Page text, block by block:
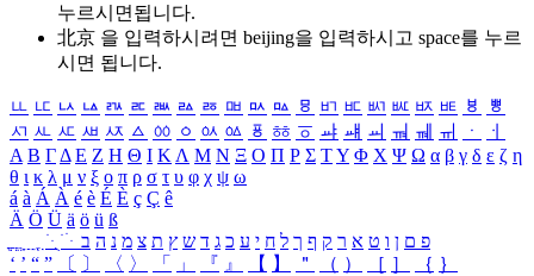
누르시면됩니다.
北京 을 입력하시려면 beijing을 입력하시고 space를 누르
시면 됩니다.
ㅥ ㅦ ㅧ ㅨ ㅩ ㅪ ㅫ ㅬ ㅭ ㅮ ㅯ ㅰ ㅱ ㅲ ㅳ ㅴ ㅵ ㅶ ㅷ ㅸ
ㅹ
ㅺ ㅻ ㅼ ㅽ ㅾ ㅿ ㆀ ㆁ ㆂ ㆃ ㆄ ㆅ ㆆ ㆇ ㆈ ㆉ ㆊ ㆋ ㆌ ㆍ
ㆎ
Α Β ΓΔ Ε Ζ Η Θ Ι ΚΛ Μ Ν Ξ Ο Π Ρ Σ ΤΥ Φ Χ Ψ Ω α β γ δ ε ζ η
θ ι κ λ μ ν ξ ο π ρ σ τ υ φ χ ψ ω
á à Á À é è É È ç Ç ê
Ä Ö Ü ä ö ü ß
ִֶֹ ֻּ ׁׂ פ ם ן ו ט א ר ק ף ך ל ח י ע כ ג ד ש ץ ת צ מ נ ה ב
‘ ’ “ ” 〔 〕 〈 〉 「 」 『 』 【 】 ＂ （ ） ［ ］ ｛ ｝